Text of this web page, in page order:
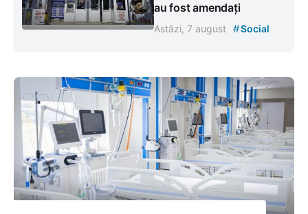
au fost amendați
Astăzi, 7 august #Social